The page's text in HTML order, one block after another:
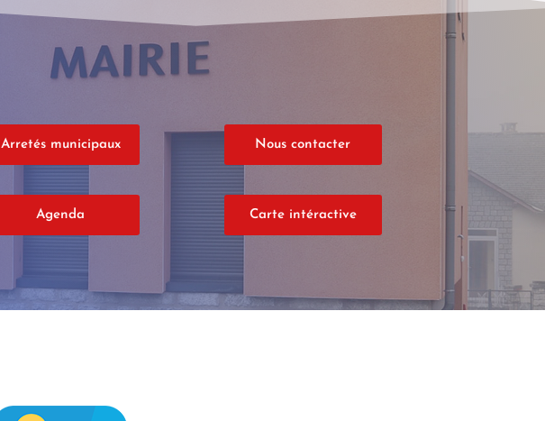
Arretés municipaux Nous contacter
Agenda Carte intéractive